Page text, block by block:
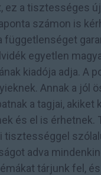
ez a tisztességes
számon is
függetlenséget
egyetlen
kiadója adja. A
Annak a jól
a tagjai, akiket
és el is érhetnek.
tisztességgel
adva
tárjunk fel,